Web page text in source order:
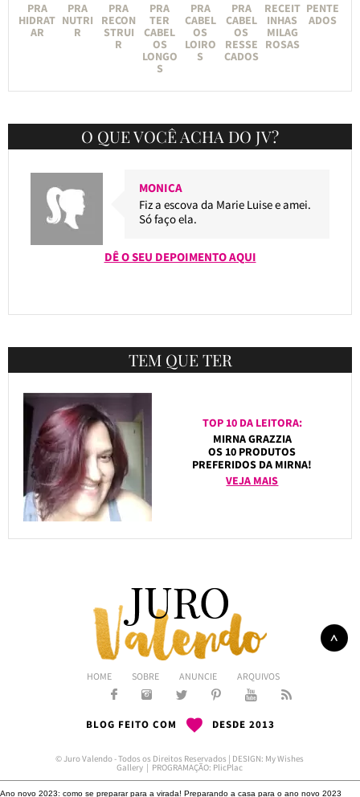
PRA
HIDRAT
AR
PRA
NUTRI
R
PRA
RECON
STRUI
R
PRA
TER
CABEL
OS
LONGO
S
PRA
CABEL
OS
LOIRO
S
PRA
CABEL
OS
RESSE
CADOS
RECEIT
INHAS
MILAG
ROSAS
PENTE
ADOS
O QUE VOCÊ ACHA DO JV?
MONICA
Fiz a escova da Marie Luise e amei.
Só faço ela.
DÊ O SEU DEPOIMENTO AQUI
TEM QUE TER
TOP 10 DA LEITORA:
MIRNA GRAZZIA
OS 10 PRODUTOS
PREFERIDOS DA MIRNA!
VEJA MAIS
HOME SOBRE ANUNCIE ARQUIVOS
BLOG FEITO COM DESDE 2013
© Juro Valendo - Todos os Direitos Reservados | DESIGN: My Wishes
Gallery | PROGRAMAÇÃO: PlicPlac
Ano novo 2023: como se preparar para a virada! Preparando a casa para o ano novo 2023